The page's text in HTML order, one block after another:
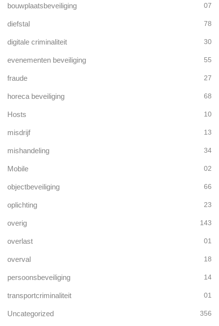
bouwplaatsbeveiliging 07
diefstal 78
digitale criminaliteit 30
evenementen beveiliging 55
fraude 27
horeca beveiliging 68
Hosts 10
misdrijf 13
mishandeling 34
Mobile 02
objectbeveiliging 66
oplichting 23
overig 143
overlast 01
overval 18
persoonsbeveiliging 14
transportcriminaliteit 01
Uncategorized 356